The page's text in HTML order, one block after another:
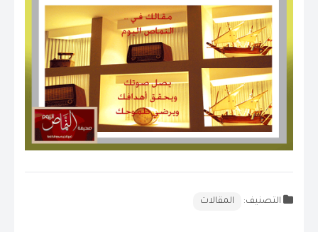
التصنيف: المقالات